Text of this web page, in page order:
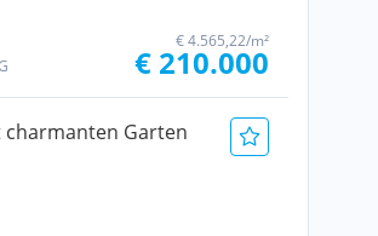
€ 4.565,22/m²
€ 210.000
Garten